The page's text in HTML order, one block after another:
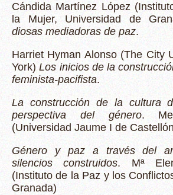
Cándida Martínez López
la Mujer, Universidad de
diosas mediadoras de paz.
Harriet Hyman Alonso (The City
York)Los inicios de la
feminista-pacifista.
La construcción de la cultura
perspectiva del género.
(Universidad Jaume I de
Género y paz a través del
silencios construidos. Mª
(Instituto de la Paz y los
Granada)